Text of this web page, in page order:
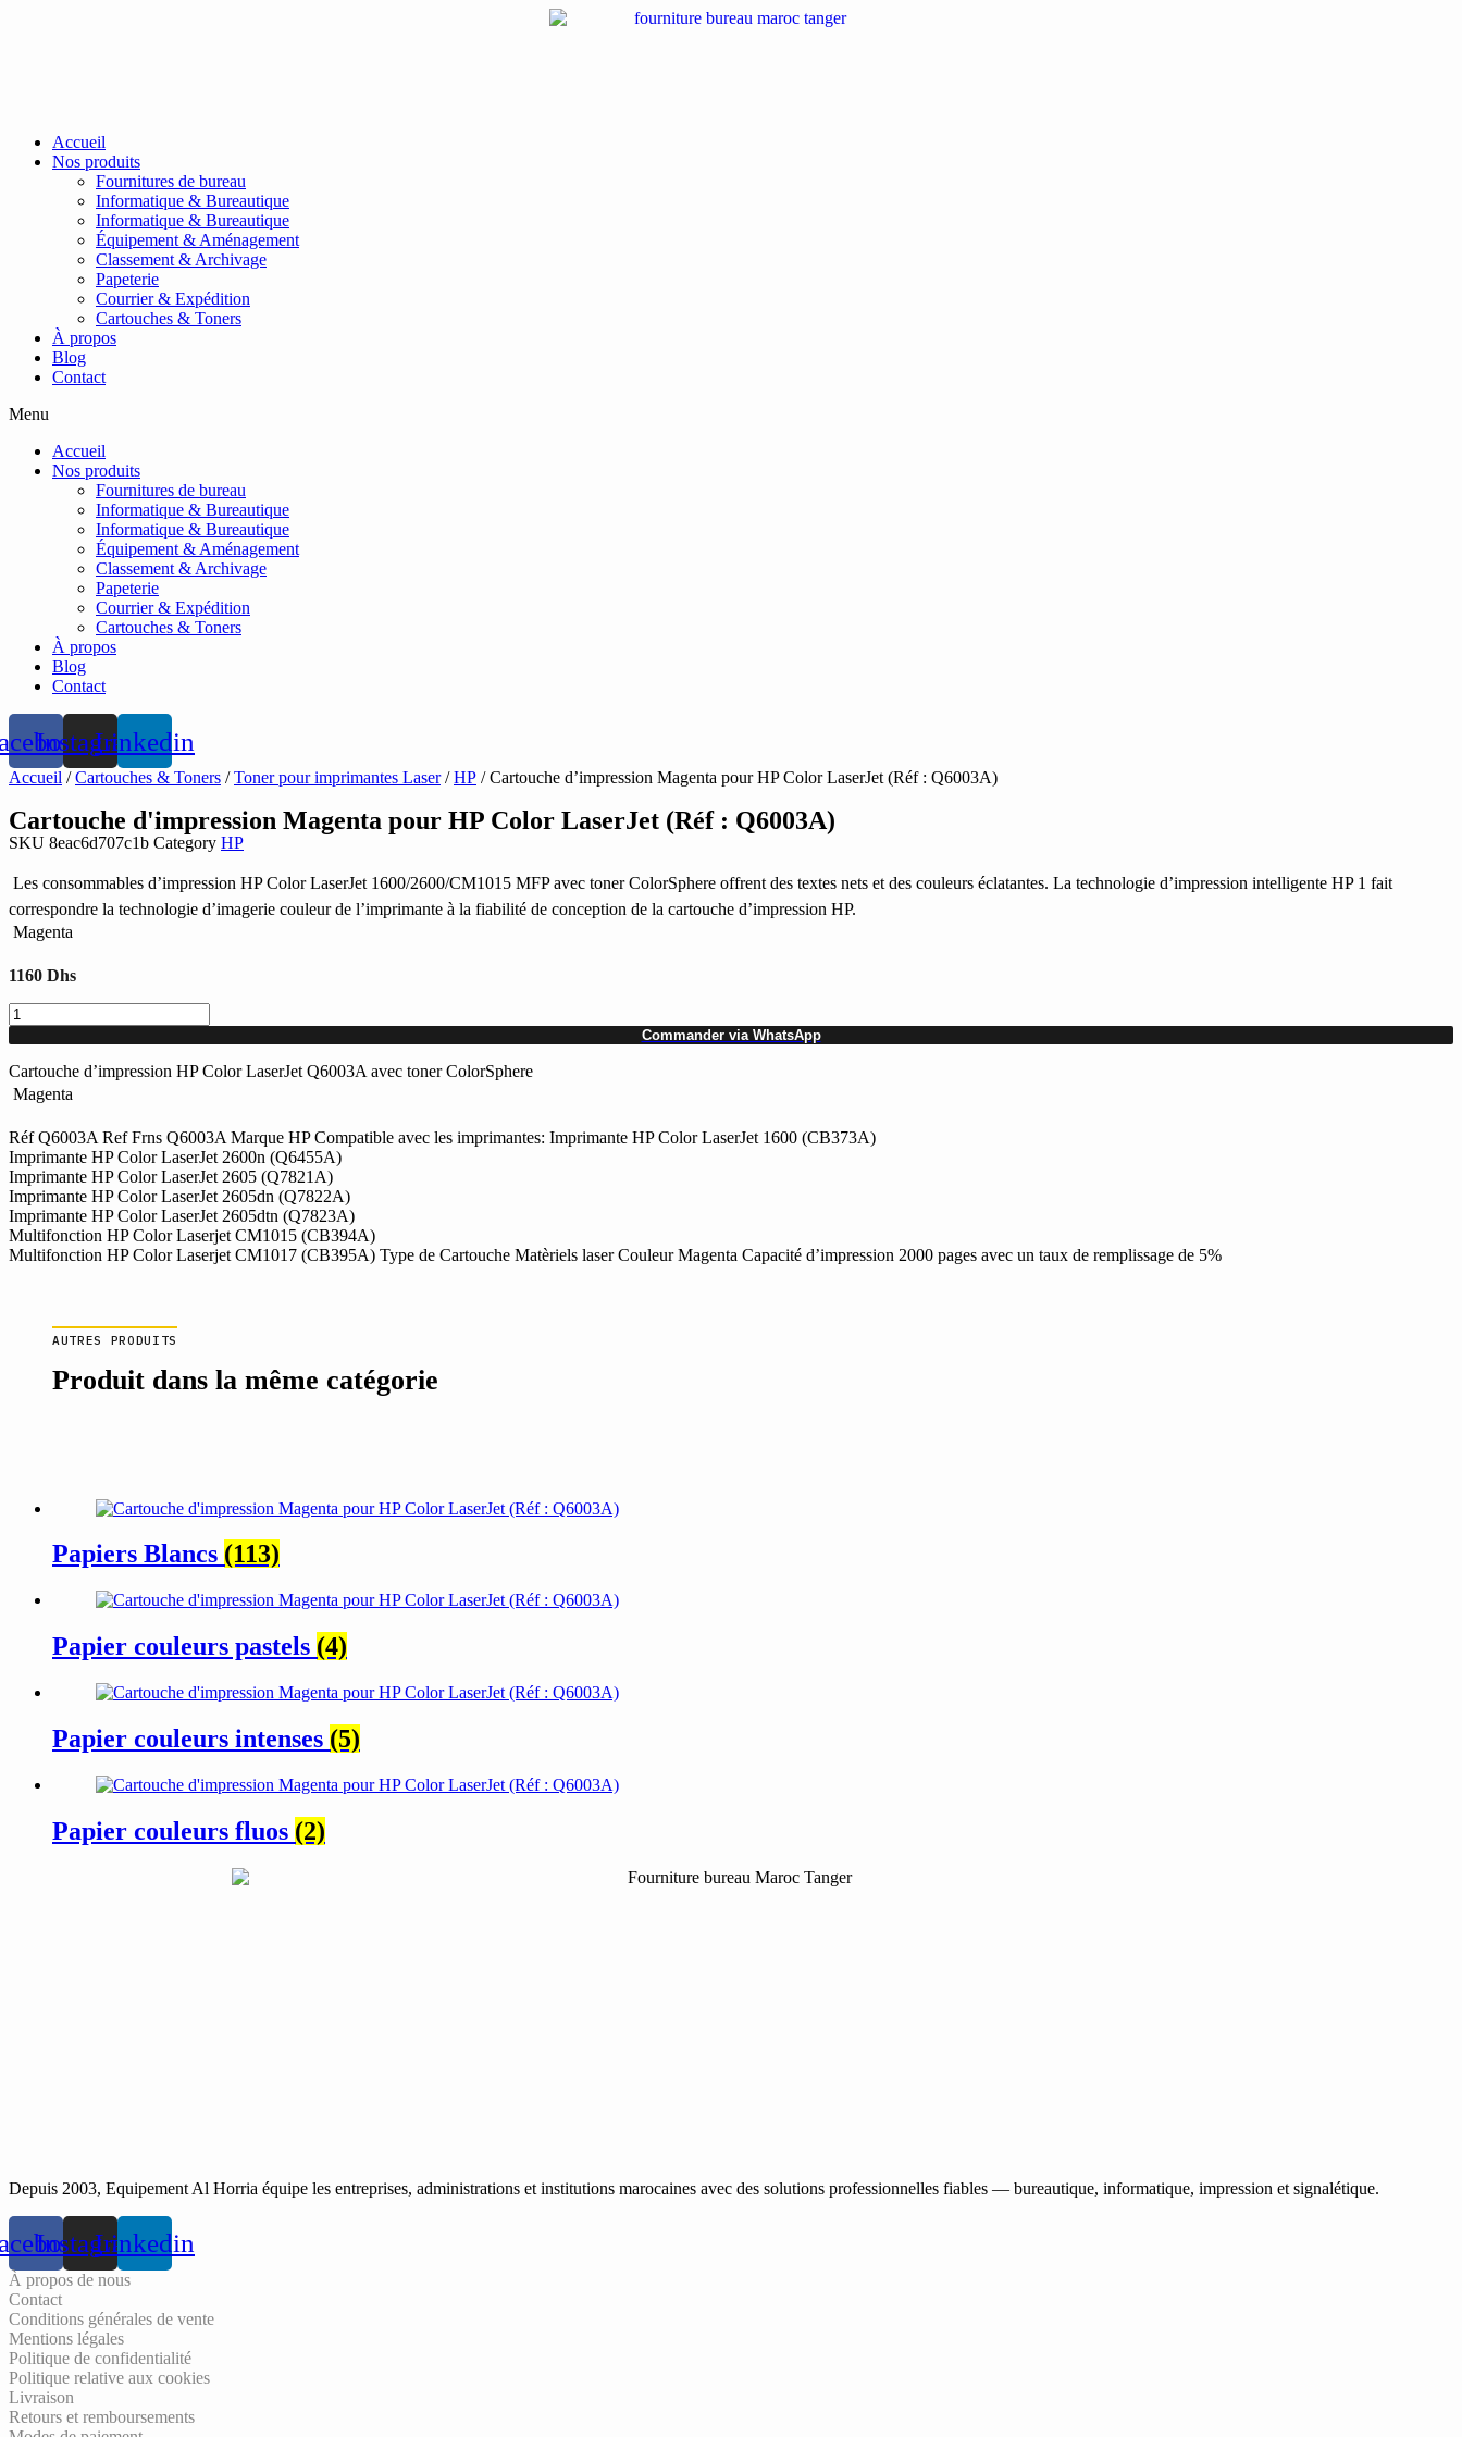
Accueil
Nos produits
Fournitures de bureau
Informatique & Bureautique
Informatique & Bureautique
Équipement & Aménagement
Classement & Archivage
Papeterie
Courrier & Expédition
Cartouches & Toners
À propos
Blog
Contact
Menu
Accueil
Nos produits
Fournitures de bureau
Informatique & Bureautique
Informatique & Bureautique
Équipement & Aménagement
Classement & Archivage
Papeterie
Courrier & Expédition
Cartouches & Toners
À propos
Blog
Contact
InstagramLinkedin
Accueil /Cartouches & Toners /Toner pour imprimantes Laser/HP / Cartouche d’impression Magenta pour HP Color LaserJet (Réf : Q6003A)
Cartouche d'impression Magenta pour HP Color LaserJet (Réf : Q6003A)
SKU 8eac6d707c1b Category HP
 Les consommables d’impression HP Color LaserJet 1600/2600/CM1015 MFP avec toner ColorSphere offrent des textes nets et des couleurs éclatantes. La technologie d’impression intelligente HP 1 fait
correspondre la technologie d’imagerie couleur de l’imprimante à la fiabilité de conception de la cartouche d’impression HP.
 Magenta
1160 Dhs
quantité
de
Cartouche
d'impression
Magenta
pour
HP
Color
LaserJet
(Réf
:
Q6003A)
Commander via WhatsApp
Cartouche d’impression HP Color LaserJet Q6003A avec toner ColorSphere
 Magenta
Réf Q6003A Ref Frns Q6003A Marque HP Compatible avec les imprimantes: Imprimante HP Color LaserJet 1600 (CB373A)
Imprimante HP Color LaserJet 2600n (Q6455A)
Imprimante HP Color LaserJet 2605 (Q7821A)
Imprimante HP Color LaserJet 2605dn (Q7822A)
Imprimante HP Color LaserJet 2605dtn (Q7823A)
Multifonction HP Color Laserjet CM1015 (CB394A)
Multifonction HP Color Laserjet CM1017 (CB395A) Type de Cartouche Matèriels laser Couleur Magenta Capacité d’impression 2000 pages avec un taux de remplissage de 5%
AUTRES PRODUITS
Produit dans la même catégorie
Papiers Blancs (113)
Papier couleurs pastels (4)
Papier couleurs intenses (5)
Papier couleurs fluos (2)
Depuis 2003, Equipement Al Horria équipe les entreprises, administrations et institutions marocaines avec des solutions professionnelles fiables — bureautique, informatique, impression et signalétique.
InstagramLinkedin
À propos de nous
Contact
Conditions générales de vente
Mentions légales
Politique de confidentialité
Politique relative aux cookies
Livraison
Retours et remboursements